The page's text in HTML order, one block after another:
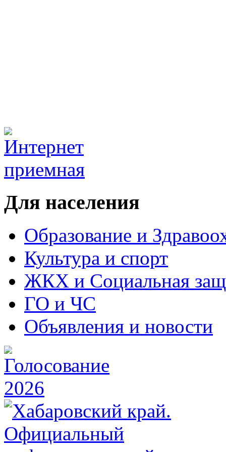
Для населения
Образование и
Культура и спорт
ЖКХ и Социальная
ГО и ЧС
Объявления и новости